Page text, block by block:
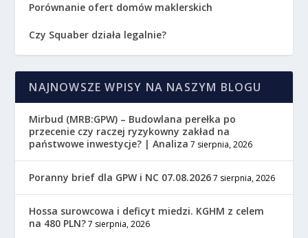
Porównanie ofert domów maklerskich
Czy Squaber działa legalnie?
NAJNOWSZE WPISY NA NASZYM BLOGU
Mirbud (MRB:GPW) – Budowlana perełka po
przecenie czy raczej ryzykowny zakład na
państwowe inwestycje? | Analiza 7 sierpnia, 2026
Poranny brief dla GPW i NC 07.08.2026 7 sierpnia, 2026
Hossa surowcowa i deficyt miedzi. KGHM z celem
na 480 PLN? 7 sierpnia, 2026